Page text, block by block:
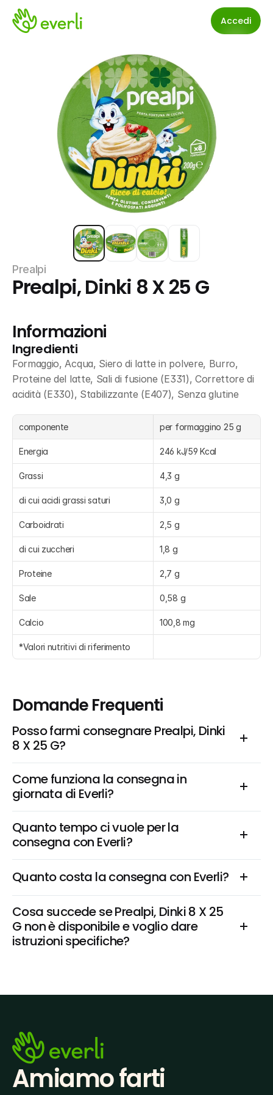
Accedi
Prealpi
Prealpi, Dinki 8 X 25 G
Informazioni
Ingredienti
Formaggio, Acqua, Siero di latte in polvere, Burro,
Proteine del latte, Sali di fusione (E331), Correttore di
acidità (E330), Stabilizzante (E407), Senza glutine
componente per formaggino 25 g
Energia 246 kJ/59 Kcal
Grassi 4,3 g
di cui acidi grassi saturi 3,0 g
Carboidrati 2,5 g
di cui zuccheri 1,8 g
Proteine 2,7 g
Sale 0,58 g
Calcio 100,8 mg
*Valori nutritivi di riferimento
Domande Frequenti
Posso farmi consegnare Prealpi, Dinki
8 X 25 G?
Come funziona la consegna in
giornata di Everli?
Quanto tempo ci vuole per la
consegna con Everli?
Quanto costa la consegna con Everli?
Cosa succede se Prealpi, Dinki 8 X 25
G non è disponibile e voglio dare
istruzioni specifiche?
Amiamo farti